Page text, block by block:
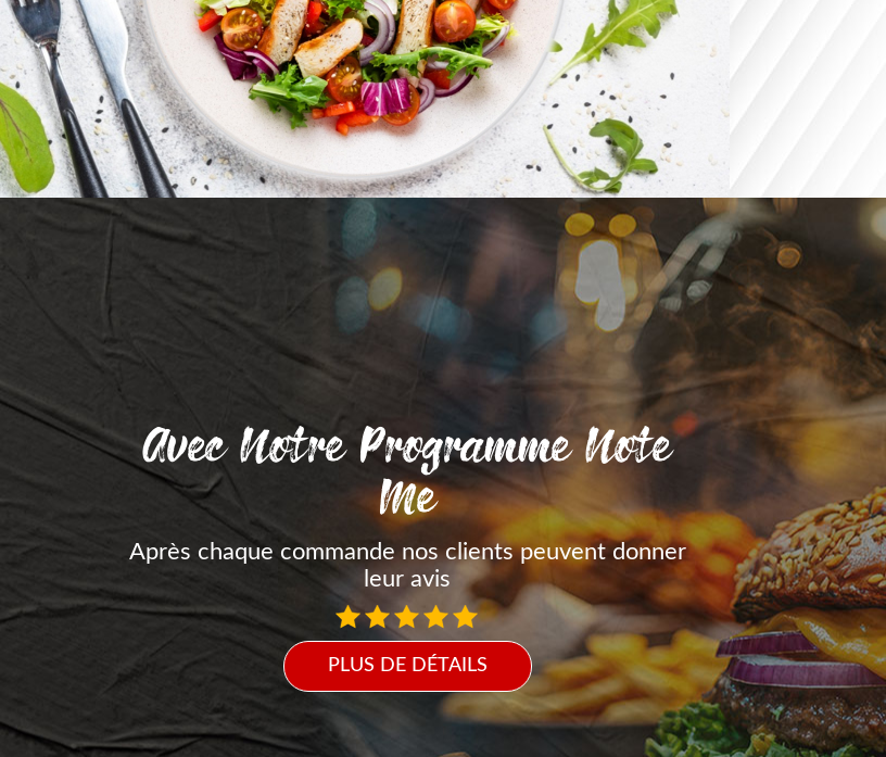
Avec Notre Programme Note
Me
Après chaque commande nos clients peuvent donner
leur avis
PLUS DE DÉTAILS